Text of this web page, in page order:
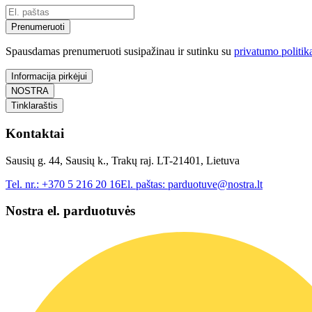
Prenumeruoti
Spausdamas prenumeruoti susipažinau ir sutinku su privatumo
Informacija pirkėjui
NOSTRA
Tinklaraštis
Kontaktai
Sausių g. 44, Sausių k., Trakų raj. LT-21401, Lietuva
Tel. nr.: +370 5 216 20 16El. paštas: parduotuve@nostra.lt
Nostra el. parduotuvės